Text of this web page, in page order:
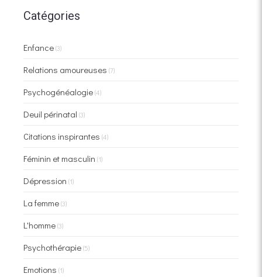
Catégories
Enfance(3)
Relations amoureuses (7)
Psychogénéalogie(4)
Deuil périnatal (3)
Citations inspirantes (4)
Féminin et masculin (1)
Dépression (1)
La femme(3)
L'homme(3)
Psychothérapie(5)
Emotions (1)